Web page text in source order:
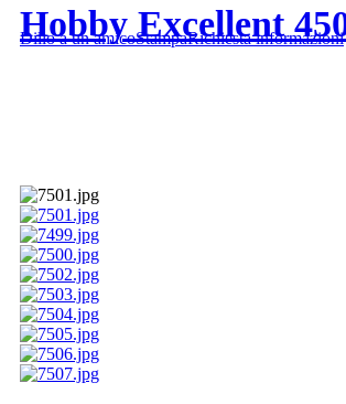
Hobby Excellent
Dillo a un amicoStampaRichiesta informazioni